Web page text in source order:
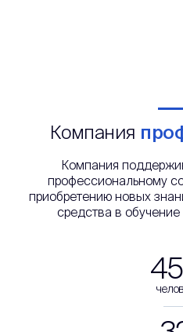
Компания
Компания
профессиональному
приобретению новых
средства в